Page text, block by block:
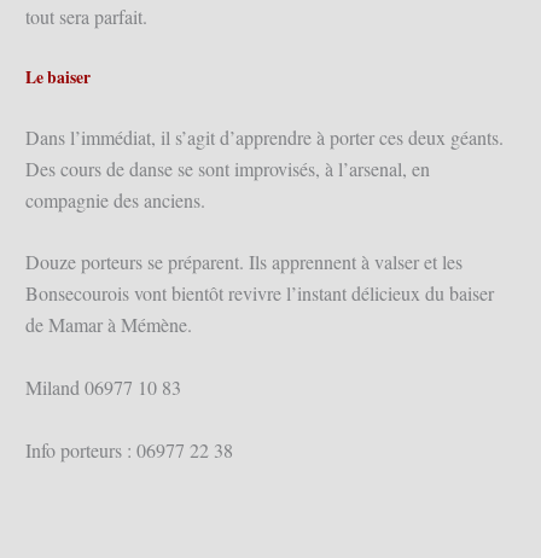
tout sera parfait.
Le baiser
Dans l’immédiat, il s’agit d’apprendre à porter ces deux géants.
Des cours de danse se sont improvisés, à l’arsenal, en
compagnie des anciens.
Douze porteurs se préparent. Ils apprennent à valser et les
Bonsecourois vont bientôt revivre l’instant délicieux du baiser
de Mamar à Mémène.
Miland 06977 10 83
Info porteurs : 06977 22 38